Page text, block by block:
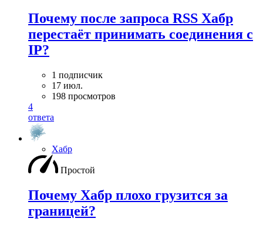
Почему после запроса RSS Хабр
перестаёт принимать соединения с
IP?
1 подписчик
17 июл.
198 просмотров
4
ответа
Хабр
Простой
Почему Хабр плохо грузится за
границей?